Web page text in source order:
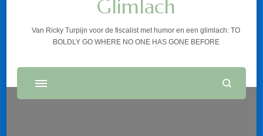
Glimlach
Van Ricky Turpijn voor de fiscalist met humor en een glimlach: TO
BOLDLY GO WHERE NO ONE HAS GONE BEFORE